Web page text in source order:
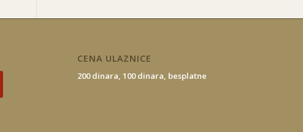
CENA ULAZNICE
200 dinara, 100 dinara, besplatne